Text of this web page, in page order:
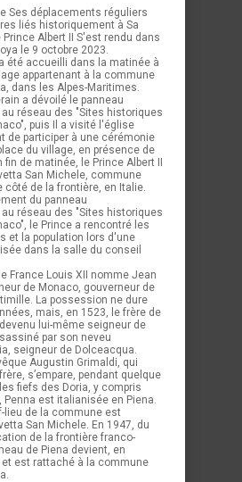
Ses déplacements réguliers
liés historiquement à Sa
Prince Albert II S'est rendu dans
le 9 octobre 2023.
été accueilli dans la matinée à
appartenant à la commune
dans les Alpes-Maritimes.
a dévoilé le panneau
réseau des "Sites historiques
puis Il a visité l'église
de participer à une cérémonie
du village, en présence de
fin de matinée, le Prince Albert II
San Michele, commune
côté de la frontière, en Italie.
du panneau
réseau des "Sites historiques
le Prince a rencontré les
et la population lors d'une
dans la salle du conseil
France Louis XII nomme Jean
de Monaco, gouverneur de
La possession ne dure
mais, en 1523, le frère de
lui-même seigneur de
par son neveu
seigneur de Dolceacqua.
Augustin Grimaldi, qui
s’empare, pendant quelque
fiefs des Doria, y compris
Penna est italianisée en Piena.
lieu de la commune est
San Michele. En 1947, du
de la frontière franco-
de Piena devient, en
est rattaché à la commune